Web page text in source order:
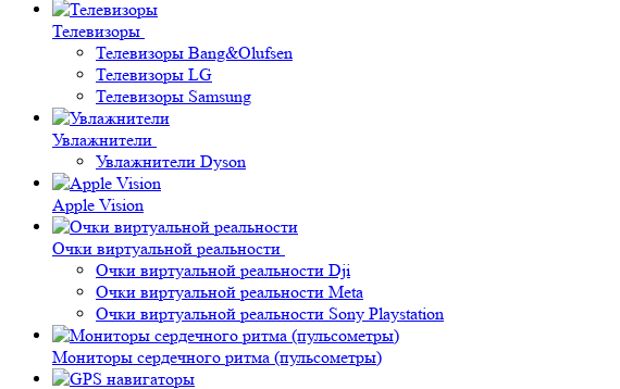
Телевизоры
Телевизоры Bang&Olufsen
Телевизоры LG
Телевизоры Samsung
Увлажнители
Увлажнители Dyson
Apple Vision
Очки виртуальной реальности
Очки виртуальной реальности Dji
Очки виртуальной реальности Meta
Очки виртуальной реальности Sony Playstation
Мониторы сердечного ритма (пульсометры)